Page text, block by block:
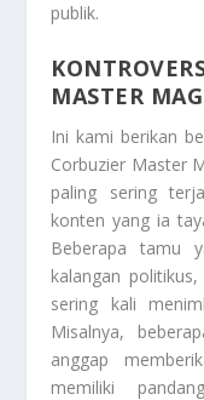
publik.
MASTER
Ini kami berikan
Corbuzier Master
paling sering
konten yang ia
Beberapa tamu
kalangan
sering kali
Misalnya,
anggap
memiliki